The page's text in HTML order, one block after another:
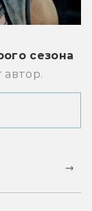
сезона